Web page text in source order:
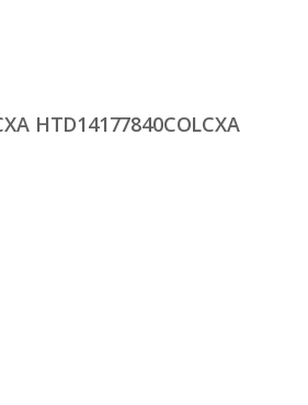
HTD14177840COLCXA